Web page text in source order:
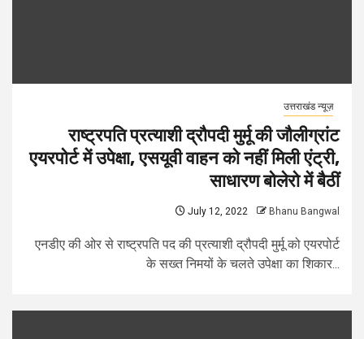
उत्तराखंड न्यूज़
राष्ट्रपति प्रत्याशी द्रौपदी मुर्मू की जौलीग्रांट
एयरपोर्ट में उपेक्षा, एसयूवी वाहन को नहीं मिली एंट्री,
साधारण बोलेरो में बैठीं
July 12, 2022 Bhanu Bangwal
एनडीए की ओर से राष्ट्रपति पद की प्रत्याशी द्रौपदी मुर्मू को एयरपोर्ट
के सख्त निमयों के चलते उपेक्षा का शिकार...